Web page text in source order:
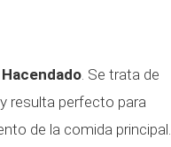
. Se trata de
resulta perfecto para
de la comida principal.